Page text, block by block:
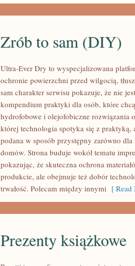
Zrób to sam (DIY)
Ultra-Ever Dry to wyspecjalizowana
ochronie powierzchni przed wilgocią,
sam charakter serwisu pokazuje, że nie
kompendium praktyki dla osób, które
hydrofobowe i olejofobiczne rozwiązania
której technologia spotyka się z praktyką,
podana w sposób przystępny zarówno
domów. Strona buduje wokół tematu
pokazując, że skuteczna ochrona
produkcie, ale obejmuje też dobór
trwałość. Polecam między innymi [ Read
Prezenty książkowe